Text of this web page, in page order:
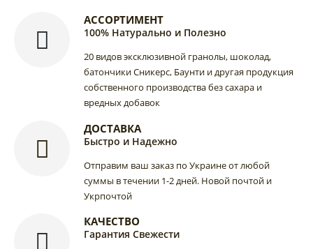
АССОРТИМЕНТ
100% Натурально и Полезно
20 видов эксклюзивной гранолы, шоколад,
батончики Сникерс, Баунти и другая продукция
собственного производства без сахара и
вредных добавок
ДОСТАВКА
Быстро и Надежно
Отправим ваш заказ по Украине от любой
суммы в течении 1-2 дней. Новой почтой и
Укрпочтой
КАЧЕСТВО
Гарантия Свежести